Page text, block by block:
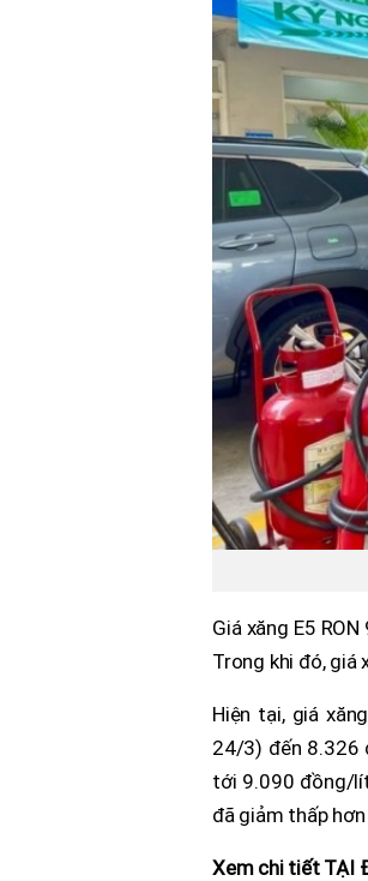
Giá xăng E5
Trong khi đó, giá
Hiện tại, giá
24/3) đến 8.326
tới 9.090 đồng/
đã giảm thấp
Xem chi tiết TẠI